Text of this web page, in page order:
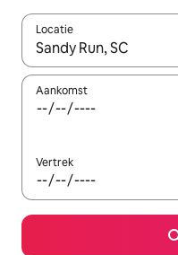
Locatie
Wanneer er resultaten
Aankomst
Vertrek